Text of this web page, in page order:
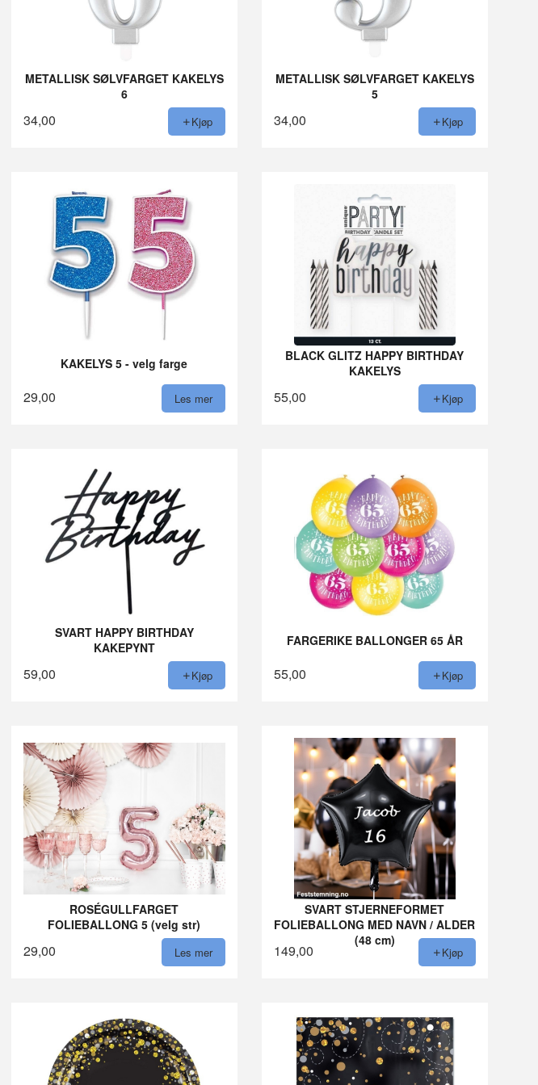
METALLISK SØLVFARGET KAKELYS
6
34,00 Kjøp
METALLISK SØLVFARGET KAKELYS
5
34,00 Kjøp
KAKELYS 5 - velg farge
29,00 Les mer
BLACK GLITZ HAPPY BIRTHDAY
KAKELYS
55,00 Kjøp
SVART HAPPY BIRTHDAY
KAKEPYNT
59,00 Kjøp
FARGERIKE BALLONGER 65 ÅR
55,00 Kjøp
ROSÉGULLFARGET
FOLIEBALLONG 5 (velg str)
29,00 Les mer
SVART STJERNEFORMET
FOLIEBALLONG MED NAVN / ALDER
(48 cm)
149,00 Kjøp